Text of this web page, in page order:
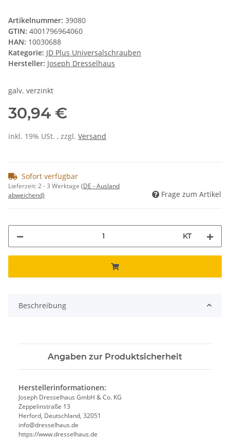
Artikelnummer: 39080
GTIN: 4001796964060
HAN: 10030688
Kategorie: JD Plus Universalschrauben
Hersteller: Joseph Dresselhaus
galv. verzinkt
30,94 €
inkl. 19% USt. , zzgl. Versand
Sofort verfügbar
Lieferzeit:2 - 3 Werktage (DE - Ausland
abweichend)
Frage zum Artikel
KT
Beschreibung
Angaben zur Produktsicherheit
Herstellerinformationen:
Joseph Dresselhaus GmbH & Co. KG
Zeppelinstraße 13
Herford, Deutschland, 32051
info@dresselhaus.de
https://www.dresselhaus.de